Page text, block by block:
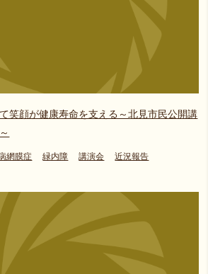
笑顔が健康寿命を支える～北見市民公開講
網膜症 緑内障 講演会 近況報告